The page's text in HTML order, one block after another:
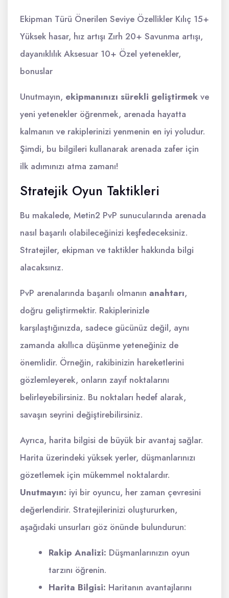
Ekipman Türü Önerilen Seviye Özellikler Kılıç 15+
Yüksek hasar, hız artışı Zırh 20+ Savunma artışı,
dayanıklılık Aksesuar 10+ Özel yetenekler,
bonuslar
Unutmayın, ekipmanınızı sürekli geliştirmek ve
yeni yetenekler öğrenmek, arenada hayatta
kalmanın ve rakiplerinizi yenmenin en iyi yoludur.
Şimdi, bu bilgileri kullanarak arenada zafer için
ilk adımınızı atma zamanı!
Stratejik Oyun Taktikleri
Bu makalede, Metin2 PvP sunucularında arenada
nasıl başarılı olabileceğinizi keşfedeceksiniz.
Stratejiler, ekipman ve taktikler hakkında bilgi
alacaksınız.
PvP arenalarında başarılı olmanın anahtarı,
doğru geliştirmektir. Rakiplerinizle
karşılaştığınızda, sadece gücünüz değil, aynı
zamanda akıllıca düşünme yeteneğiniz de
önemlidir. Örneğin, rakibinizin hareketlerini
gözlemleyerek, onların zayıf noktalarını
belirleyebilirsiniz. Bu noktaları hedef alarak,
savaşın seyrini değiştirebilirsiniz.
Ayrıca, harita bilgisi de büyük bir avantaj sağlar.
Harita üzerindeki yüksek yerler, düşmanlarınızı
gözetlemek için mükemmel noktalardır.
Unutmayın: iyi bir oyuncu, her zaman çevresini
değerlendirir. Stratejilerinizi oluştururken,
aşağıdaki unsurları göz önünde bulundurun:
Rakip Analizi: Düşmanlarınızın oyun
tarzını öğrenin.
Harita Bilgisi: Haritanın avantajlarını